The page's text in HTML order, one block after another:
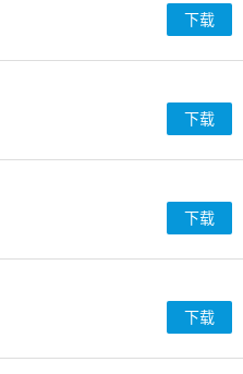
下载
下载
下载
下载